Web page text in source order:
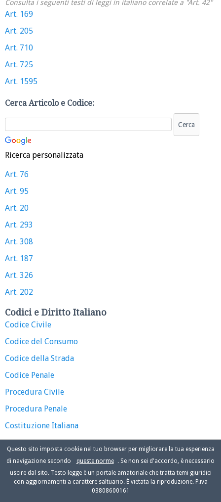
Consulta i seguenti testi di leggi in italiano correlate a "Art. 42"
Art. 169
Art. 205
Art. 710
Art. 725
Art. 1595
Cerca Articolo e Codice:
Ricerca personalizzata
Art. 76
Art. 95
Art. 20
Art. 293
Art. 308
Art. 187
Art. 326
Art. 202
Codici e Diritto Italiano
Codice Civile
Codice del Consumo
Codice della Strada
Codice Penale
Procedura Civile
Procedura Penale
Costituzione Italiana
Questo sito imposta cookie nel tuo browser per migliorare la tua esperienza
di navigazione secondo
queste norme
. Se non sei d'accordo, è necessario
uscire dal sito. Testo legge è un portale amatoriale che tratta temi giuridici
con aggiornamenti a carattere saltuario. È vietata la riproduzione. P.iva
03808600161